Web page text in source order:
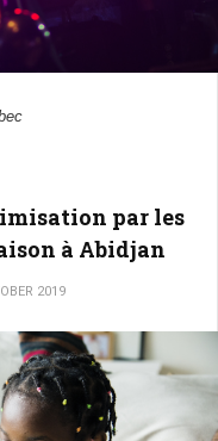
par les
à Abidjan
2019